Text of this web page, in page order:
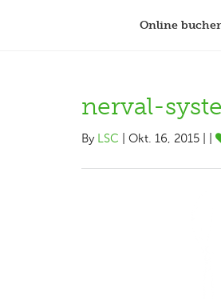
Online
nerval-
By LSC | Okt. 16, 2015 | |